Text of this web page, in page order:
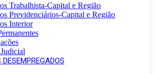
Trabalhista-Capital e Região
Previdenciários-Capital e Região
Interior
DESEMPREGADOS